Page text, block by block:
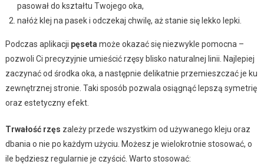
pasował do kształtu Twojego oka,
nałóż klej na pasek i odczekaj chwilę, aż stanie się lekko lepki.
Podczas aplikacji pęseta może okazać się niezwykle pomocna –
pozwoli Ci precyzyjnie umieścić rzęsy blisko naturalnej linii. Najlepiej
zaczynać od środka oka, a następnie delikatnie przemieszczać je ku
zewnętrznej stronie. Taki sposób pozwala osiągnąć lepszą symetrię
oraz estetyczny efekt.
Trwałość rzęs zależy przede wszystkim od używanego kleju oraz
dbania o nie po każdym użyciu. Możesz je wielokrotnie stosować, o
ile będziesz regularnie je czyścić. Warto stosować: